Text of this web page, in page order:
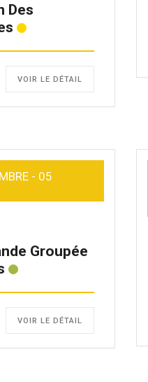
Des
VOIR LE DÉTAIL
- 05
Groupée
VOIR LE DÉTAIL